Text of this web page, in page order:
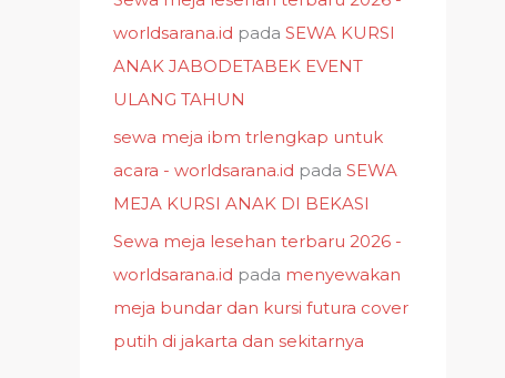
worldsarana.id pada SEWA KURSI
ANAK JABODETABEK EVENT
ULANG TAHUN
sewa meja ibm trlengkap untuk
acara - worldsarana.id pada SEWA
MEJA KURSI ANAK DI BEKASI
Sewa meja lesehan terbaru 2026 -
worldsarana.id pada menyewakan
meja bundar dan kursi futura cover
putih di jakarta dan sekitarnya